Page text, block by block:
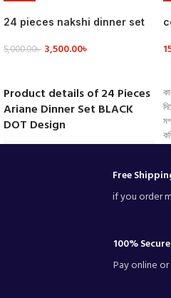
24 pieces nakshi dinner set
5,000.00৳ 3,500.00৳
Product details of 24 Pieces
Ariane Dinner Set BLACK
DOT Design
Free
if you order
100%
Pay online